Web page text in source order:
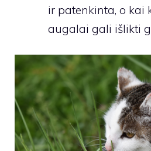
ir patenkinta, o kai
augalai gali išlikti